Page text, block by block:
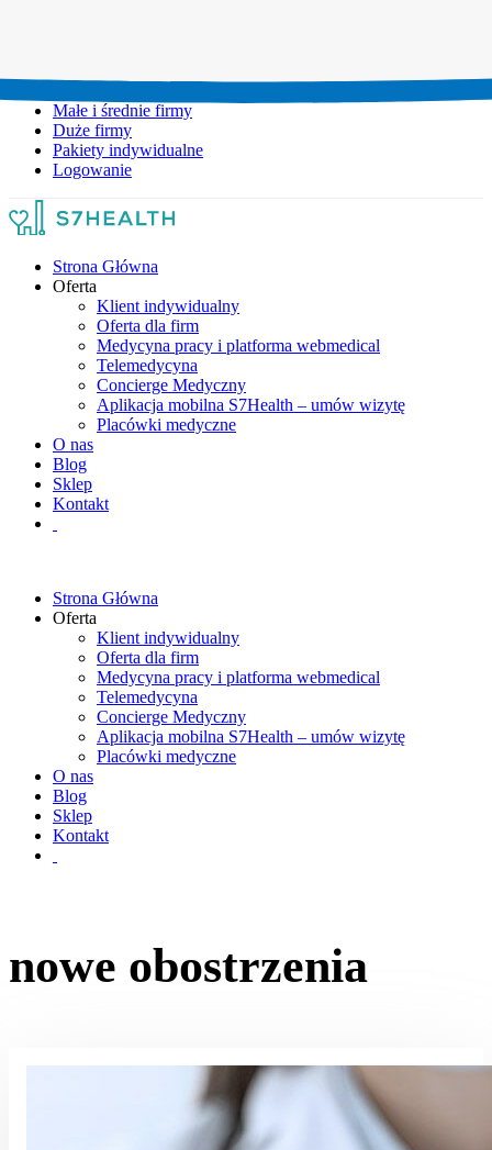
Małe i średnie firmy
Duże firmy
Pakiety indywidualne
Logowanie
Strona Główna
Oferta
Klient indywidualny
Oferta dla firm
Medycyna pracy i platforma webmedical
Telemedycyna
Concierge Medyczny
Aplikacja mobilna S7Health – umów wizytę
Placówki medyczne
O nas
Blog
Sklep
Kontakt
Strona Główna
Oferta
Klient indywidualny
Oferta dla firm
Medycyna pracy i platforma webmedical
Telemedycyna
Concierge Medyczny
Aplikacja mobilna S7Health – umów wizytę
Placówki medyczne
O nas
Blog
Sklep
Kontakt
nowe obostrzenia